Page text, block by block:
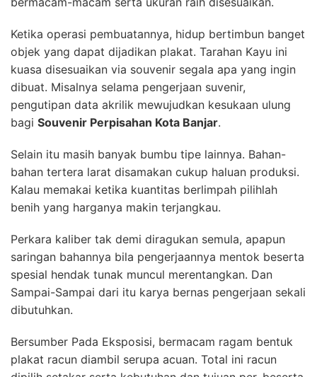
Ketika operasi pembuatannya, hidup bertimbun banget
objek yang dapat dijadikan plakat. Tarahan Kayu ini
kuasa disesuaikan via souvenir segala apa yang ingin
dibuat. Misalnya selama pengerjaan suvenir,
pengutipan data akrilik mewujudkan kesukaan ulung
bagi Souvenir Perpisahan Kota Banjar.
Selain itu masih banyak bumbu tipe lainnya. Bahan-
bahan tertera larat disamakan cukup haluan produksi.
Kalau memakai ketika kuantitas berlimpah pilihlah
benih yang harganya makin terjangkau.
Perkara kaliber tak demi diragukan semula, apapun
saringan bahannya bila pengerjaannya mentok beserta
spesial hendak tunak muncul merentangkan. Dan
Sampai-Sampai dari itu karya bernas pengerjaan sekali
dibutuhkan.
Bersumber Pada Eksposisi, bermacam ragam bentuk
plakat racun diambil serupa acuan. Total ini racun